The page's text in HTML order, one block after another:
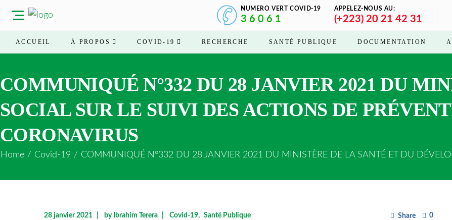
NUMERO VERT COVID-19
3 6 0 6 1
APPELEZ-NOUS AU:
(+223) 20 21 42 31
ACCUEIL À PROPOS COVID-19 RECHERCHE SANTÉ PUBLIQUE DOCUMENTATION
COMMUNIQUÉ N°332 DU 28 JANVIER 2021 DU
SOCIAL SUR LE SUIVI DES ACTIONS DE
CORONAVIRUS
Home / Covid-19 / COMMUNIQUÉ N°332 DU 28 JANVIER 2021 DU MINISTÈRE DE LA SANTÉ ET DU
28 janvier 2021 by Ibrahim Terera Covid-19 Santé Publique Share 0